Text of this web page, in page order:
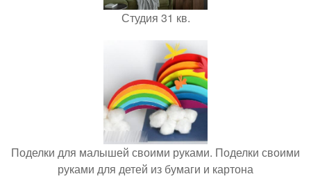
Студия 31 кв.
Поделки для малышей своими руками. Поделки своими
руками для детей из бумаги и картона